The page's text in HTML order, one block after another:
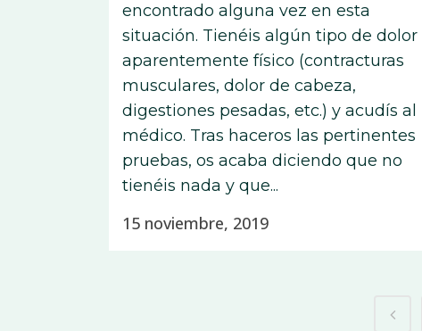
encontrado alguna vez en esta
situación. Tienéis algún tipo de dolor
aparentemente físico (contracturas
musculares, dolor de cabeza,
digestiones pesadas, etc.) y acudís al
médico. Tras haceros las pertinentes
pruebas, os acaba diciendo que no
tienéis nada y que...
15 noviembre, 2019